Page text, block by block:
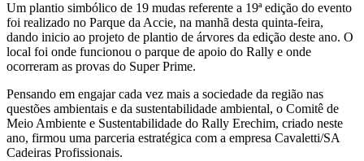
Um plantio simbólico de 19 mudas referente a 19ª edição do evento
foi realizado no Parque da Accie, na manhã desta quinta-feira,
dando inicio ao projeto de plantio de árvores da edição deste ano. O
local foi onde funcionou o parque de apoio do Rally e onde
ocorreram as provas do Super Prime.
Pensando em engajar cada vez mais a sociedade da região nas
questões ambientais e da sustentabilidade ambiental, o Comitê de
Meio Ambiente e Sustentabilidade do Rally Erechim, criado neste
ano, firmou uma parceria estratégica com a empresa Cavaletti/SA
Cadeiras Profissionais.